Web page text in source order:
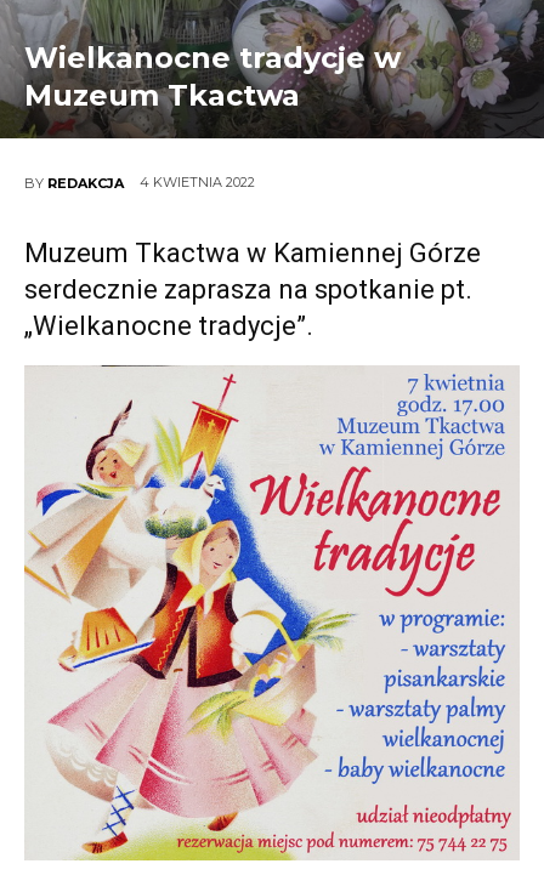
Wielkanocne tradycje w
Muzeum Tkactwa
BY REDAKCJA 4 KWIETNIA 2022
Muzeum Tkactwa w Kamiennej Górze
serdecznie zaprasza na spotkanie pt.
„Wielkanocne tradycje”.